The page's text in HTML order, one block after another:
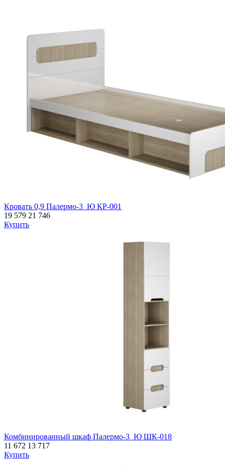
Кровать 0,9 Палермо-3_Ю КР-001
19 579 21 746
Купить
Комбинированный шкаф Палермо-3_Ю ШК-018
11 672 13 717
Купить